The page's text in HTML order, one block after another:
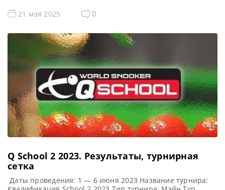
Англия, Великобритания Примечание: Всего будет
разыграно восемь карт World Snooker Tour, а финалисты
Мэйн Туре на […]
21 мая 2025 0
Q School 2 2023. Результаты, турнирная
сетка
Даты проведения: 1 — 6 июня 2023 Название турнира: